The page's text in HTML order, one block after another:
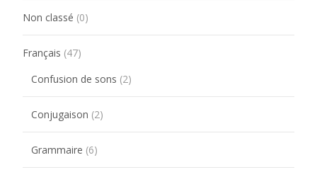
Non classé (0)
Français (47)
Confusion de sons (2)
Conjugaison (2)
Grammaire (6)